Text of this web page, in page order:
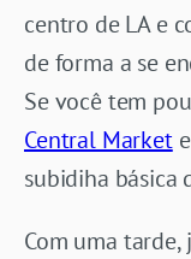
centro de LA e
de forma a se
Se você tem
Central Market
subidiha básica
Com uma